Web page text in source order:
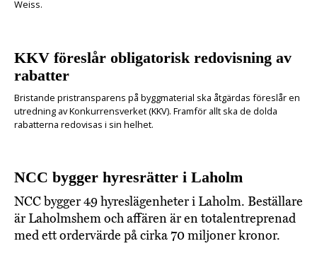
Weiss.
KKV föreslår obligatorisk redovisning av
rabatter
Bristande pristransparens på byggmaterial ska åtgärdas föreslår en
utredning av Konkurrensverket (KKV). Framför allt ska de dolda
rabatterna redovisas i sin helhet.
NCC bygger hyresrätter i Laholm
NCC bygger 49 hyreslägenheter i Laholm. Beställare
är Laholmshem och affären är en totalentreprenad
med ett ordervärde på cirka 70 miljoner kronor.